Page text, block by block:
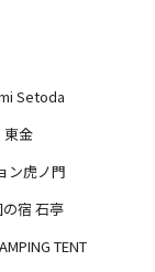
Setoda
東金
ン虎ノ門
の宿 石亭
TENT